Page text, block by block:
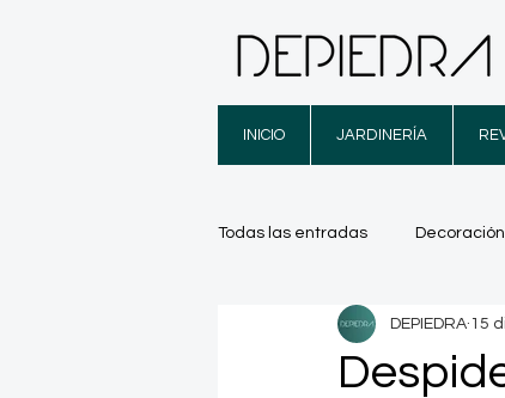
INICIO JARDINERÍA
Todas las entradas
Infografías
DEPIEDRA 15